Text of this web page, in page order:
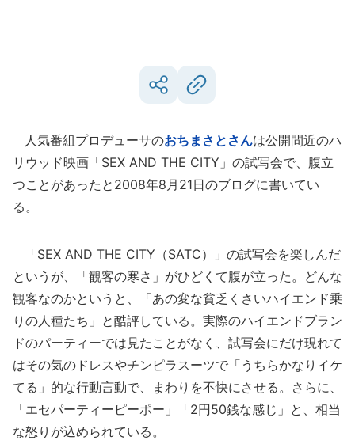
人気番組プロデューサのおちまさとさんは公開間近のハ
リウッド映画「SEX AND THE CITY」の試写会で、腹立
つことがあったと2008年8月21日のブログに書いてい
る。
「SEX AND THE CITY（SATC）」の試写会を楽しんだ
というが、「観客の寒さ」がひどくて腹が立った。どんな
観客なのかというと、「あの変な貧乏くさいハイエンド乗
りの人種たち」と酷評している。実際のハイエンドブラン
ドのパーティーでは見たことがなく、試写会にだけ現れて
はその気のドレスやチンピラスーツで「うちらかなりイケ
てる」的な行動言動で、まわりを不快にさせる。さらに、
「エセパーティーピーポー」「2円50銭な感じ」と、相当
な怒りが込められている。